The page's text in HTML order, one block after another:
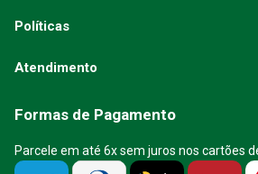
Políticas
Atendimento
Formas de Pagamento
Parcele em até 6x sem juros nos cartões